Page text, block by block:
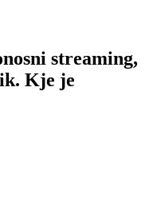
streaming,
Kje je